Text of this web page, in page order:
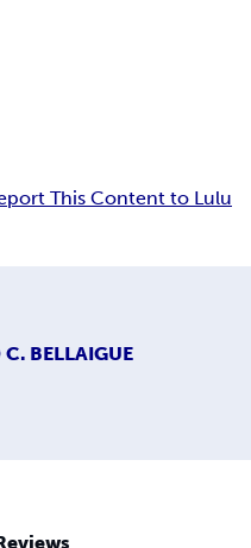
This Content to Lulu
C. BELLAIGUE